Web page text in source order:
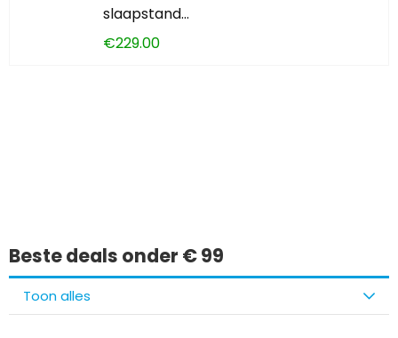
slaapstand…
€229.00
Beste deals onder € 99
Toon alles